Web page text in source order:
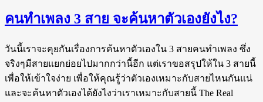
คนทำเพลง 3 สาย จะค้นหาตัวเองยังไง?
วันนี้เราจะคุยกันเรื่องการค้นหาตัวเองใน 3 สายคนทำเพลง ซึ่ง
จริงๆมีสายแยกย่อยไปมากกว่านี้อีก แต่เราขอสรุปให้ใน 3 สายนี้
เพื่อให้เข้าใจง่าย เพื่อให้คุณรู้ว่าตัวเองเหมาะกับสายไหนกันแน่
และจะค้นหาตัวเองได้ยังไงว่าเราเหมาะกับสายนี้ The Real